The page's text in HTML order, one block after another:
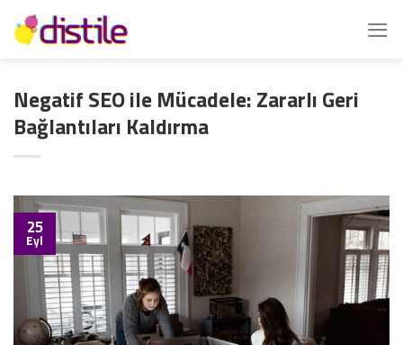
İçeriğe
atla
Negatif SEO ile Mücadele: Zararlı Geri
Bağlantıları Kaldırma
25
Eyl